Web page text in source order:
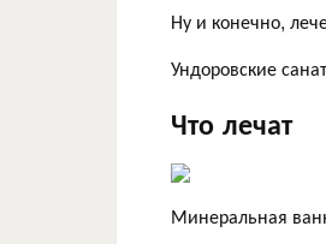
Ну и конечно,
Ундоровские
Что лечат
Минеральная